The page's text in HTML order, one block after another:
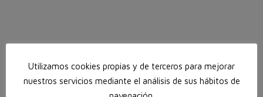
Utilizamos cookies propias y de terceros para mejorar
nuestros servicios mediante el análisis de sus hábitos de